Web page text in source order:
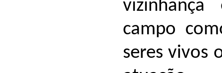
campo
seres vivos